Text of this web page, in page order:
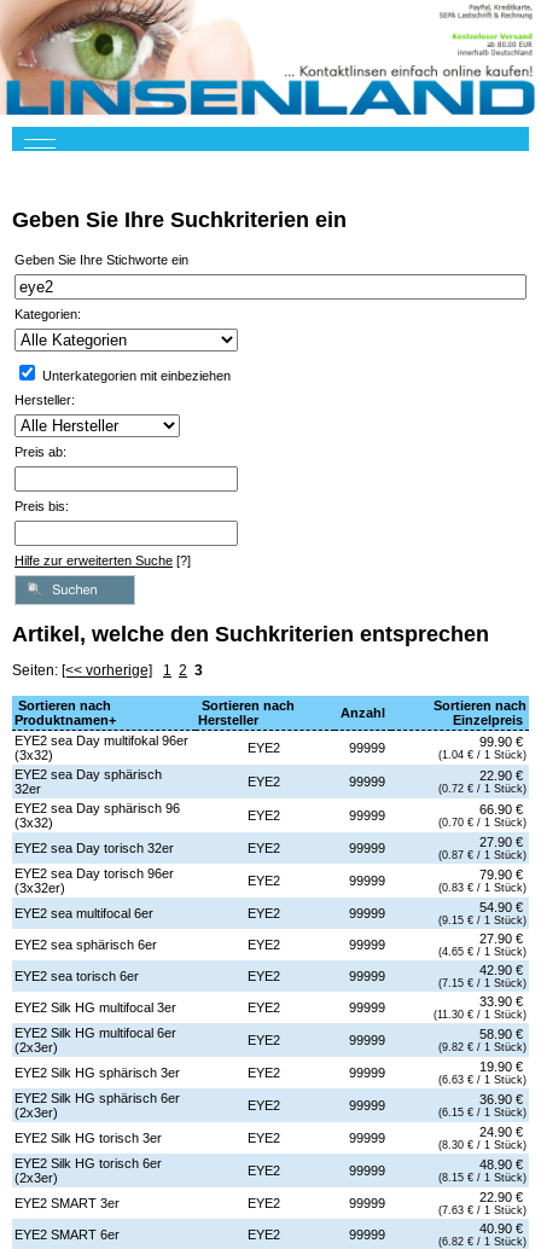
Geben Sie Ihre Suchkriterien ein
Geben Sie Ihre Stichworte ein
Kategorien:
Unterkategorien mit einbeziehen
Hersteller:
Preis ab:
Preis bis:
Hilfe zur erweiterten Suche [?]
Artikel, welche den Suchkriterien entsprechen
Seiten: [<< vorherige] 1 2 3
Sortieren nach
Produktnamen+
Sortieren nach
Hersteller
Anzahl
Sortieren nach
Einzelpreis
EYE2 sea Day multifokal 96er
(3x32)
EYE2 99999 99.90 €
(1.04 € / 1 Stück)
EYE2 sea Day sphärisch
32er
EYE2 99999 22.90 €
(0.72 € / 1 Stück)
EYE2 sea Day sphärisch 96
(3x32)
EYE2 99999 66.90 €
(0.70 € / 1 Stück)
EYE2 sea Day torisch 32er EYE2 99999 27.90 €
(0.87 € / 1 Stück)
EYE2 sea Day torisch 96er
(3x32er)
EYE2 99999 79.90 €
(0.83 € / 1 Stück)
EYE2 sea multifocal 6er EYE2 99999 54.90 €
(9.15 € / 1 Stück)
EYE2 sea sphärisch 6er EYE2 99999 27.90 €
(4.65 € / 1 Stück)
EYE2 sea torisch 6er EYE2 99999 42.90 €
(7.15 € / 1 Stück)
EYE2 Silk HG multifocal 3er EYE2 99999 33.90 €
(11.30 € / 1 Stück)
EYE2 Silk HG multifocal 6er
(2x3er)
EYE2 99999 58.90 €
(9.82 € / 1 Stück)
EYE2 Silk HG sphärisch 3er EYE2 99999 19.90 €
(6.63 € / 1 Stück)
EYE2 Silk HG sphärisch 6er
(2x3er)
EYE2 99999 36.90 €
(6.15 € / 1 Stück)
EYE2 Silk HG torisch 3er EYE2 99999 24.90 €
(8.30 € / 1 Stück)
EYE2 Silk HG torisch 6er
(2x3er)
EYE2 99999 48.90 €
(8.15 € / 1 Stück)
EYE2 SMART 3er EYE2 99999 22.90 €
(7.63 € / 1 Stück)
EYE2 SMART 6er EYE2 99999 40.90 €
(6.82 € / 1 Stück)